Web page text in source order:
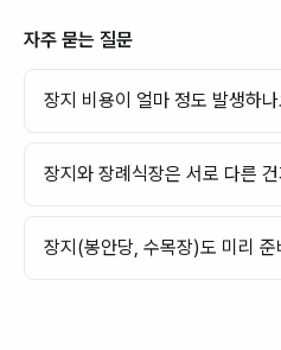
자주 묻는 질문
장지 비용이 얼마 정도 발생하
장지와 장례식장은 서로 다른
장지(봉안당, 수목장)도 미리 준